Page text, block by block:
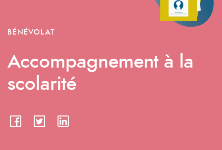
BÉNÉVOLAT
Accompagnement à la
scolarité